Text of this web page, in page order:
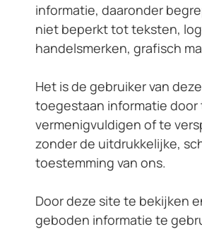
informatie, daaronder
niet beperkt tot teksten,
handelsmerken, grafisch
Het is de gebruiker van
toegestaan informatie door
vermenigvuldigen of te
zonder de uitdrukkelijke,
toestemming van ons.
Door deze site te bekijken
geboden informatie te